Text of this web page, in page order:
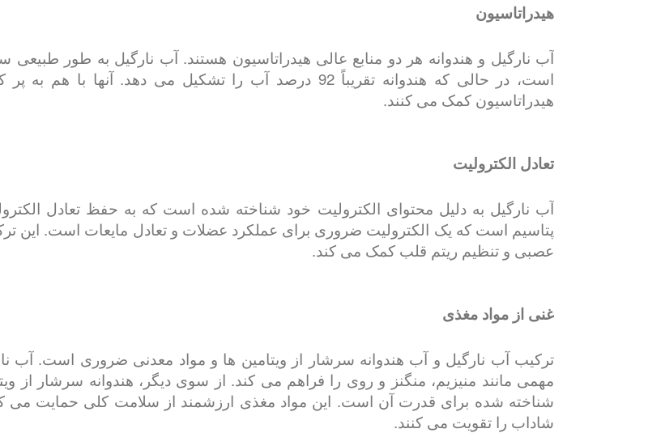
هیدراتاسیون
آب نارگیل و هندوانه هر دو منابع عالی هیدراتاسیون هستند. آب نارگیل به طور طبیعی
است، در حالی که هندوانه تقریباً 92 درصد آب را تشکیل می
هیدراتاسیون کمک می کنند.
تعادل الکترولیت
آب نارگیل به دلیل محتوای الکترولیت خود شناخته شده است که به حفظ تعادل
پتاسیم است که یک الکترولیت ضروری برای عملکرد عضلات و تعادل مایعات است. این
عصبی و تنظیم ریتم قلب کمک می کند.
غنی از مواد مغذی
شناخته شده برای قدرت آن است. این مواد مغذی ارزشمند از سلامت کلی حمایت می
شاداب را تقویت می کنند.